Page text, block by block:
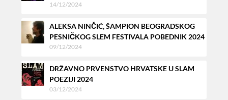
14/12/2024
ALEKSA NINČIĆ, ŠAMPION BEOGRADSKOG
PESNIČKOG SLEM FESTIVALA POBEDNIK 2024
09/12/2024
DRŽAVNO PRVENSTVO HRVATSKE U SLAM
POEZIJI 2024
03/12/2024